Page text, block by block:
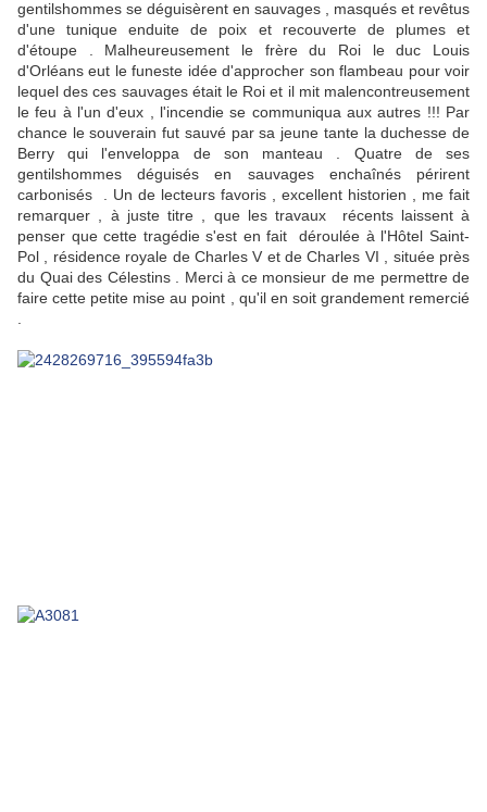
gentilshommes se déguisèrent en sauvages , masqués et revêtus
d'une tunique enduite de poix et recouverte de plumes et
d'étoupe . Malheureusement le frère du Roi le duc Louis
d'Orléans eut le funeste idée d'approcher son flambeau pour voir
lequel des ces sauvages était le Roi et il mit malencontreusement
le feu à l'un d'eux , l'incendie se communiqua aux autres !!! Par
chance le souverain fut sauvé par sa jeune tante la duchesse de
Berry qui l'enveloppa de son manteau . Quatre de ses
gentilshommes déguisés en sauvages enchaînés périrent
carbonisés . Un de lecteurs favoris , excellent historien , me fait
remarquer , à juste titre , que les travaux récents laissent à
penser que cette tragédie s'est en fait déroulée à l'Hôtel Saint-
Pol , résidence royale de Charles V et de Charles VI , située près
du Quai des Célestins . Merci à ce monsieur de me permettre de
faire cette petite mise au point , qu'il en soit grandement remercié